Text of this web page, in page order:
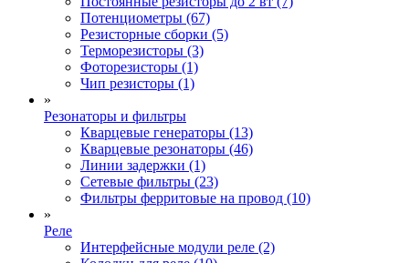
Потенциометры (67)
Резисторные сборки (5)
Терморезисторы (3)
Фоторезисторы (1)
Чип резисторы (1)
»
Резонаторы и фильтры
Кварцевые генераторы (13)
Кварцевые резонаторы (46)
Линии задержки (1)
Сетевые фильтры (23)
Фильтры ферритовые на провод (10)
»
Реле
Интерфейсные модули реле (2)